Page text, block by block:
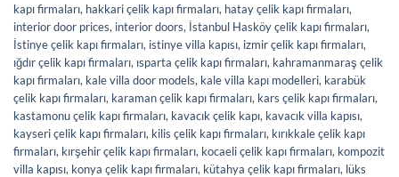
kapı firmaları, hakkari çelik kapı firmaları, hatay çelik kapı firmaları,
interior door prices, interior doors, İstanbul Hasköy çelik kapı firmaları,
İstinye çelik kapı firmaları, istinye villa kapısı, izmir çelik kapı firmaları,
ığdır çelik kapı firmaları, ısparta çelik kapı firmaları, kahramanmaraş çelik
kapı firmaları, kale villa door models, kale villa kapı modelleri, karabük
çelik kapı firmaları, karaman çelik kapı firmaları, kars çelik kapı firmaları,
kastamonu çelik kapı firmaları, kavacık çelik kapı, kavacık villa kapısı,
kayseri çelik kapı firmaları, kilis çelik kapı firmaları, kırıkkale çelik kapı
firmaları, kırşehir çelik kapı firmaları, kocaeli çelik kapı firmaları, kompozit
villa kapısı, konya çelik kapı firmaları, kütahya çelik kapı firmaları, lüks